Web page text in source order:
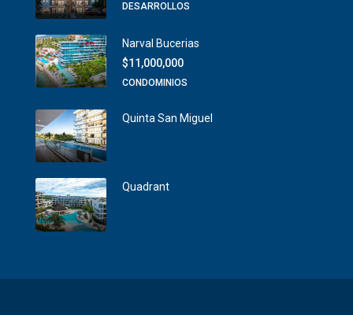
DESARROLLOS
Narval Bucerias
$11,000,000
CONDOMINIOS
Quinta San Miguel
Quadrant